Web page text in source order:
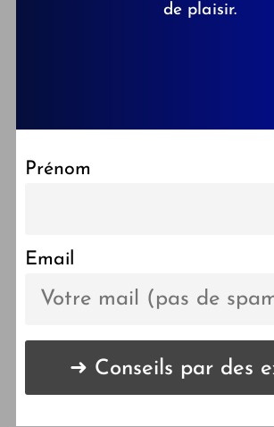
LES POINTS
L'ARTICLE 🔑
de plaisir.
Prénom
Email